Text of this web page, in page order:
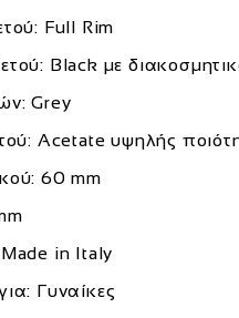
Full Rim
Black με
Grey
Acetate υψηλής
60 mm
in Italy
Γυναίκες